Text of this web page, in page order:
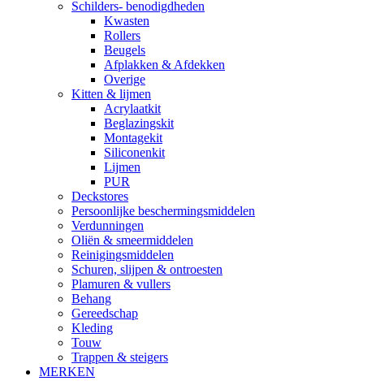
Schilders- benodigdheden
Kwasten
Rollers
Beugels
Afplakken & Afdekken
Overige
Kitten & lijmen
Acrylaatkit
Beglazingskit
Montagekit
Siliconenkit
Lijmen
PUR
Deckstores
Persoonlijke beschermingsmiddelen
Verdunningen
Oliën & smeermiddelen
Reinigingsmiddelen
Schuren, slijpen & ontroesten
Plamuren & vullers
Behang
Gereedschap
Kleding
Touw
Trappen & steigers
MERKEN